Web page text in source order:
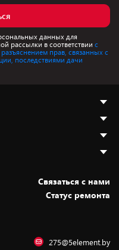
данных для
рассылки в соответствии с
разъяснением прав, связанных с
последствиями дачи
Cвязаться с нами
Статус ремонта
275@5element.by